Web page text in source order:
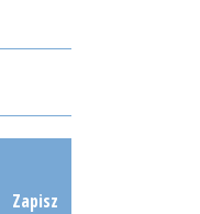
Zapisz